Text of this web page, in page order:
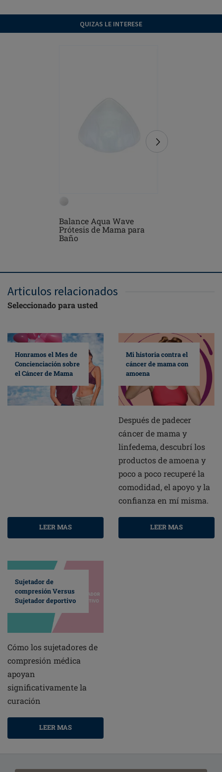
QUIZAS LE INTERESE
Balance Aqua Wave
Prótesis de Mama para
Baño
Articulos relacionados
Seleccionado para usted
Honramos el Mes de
Concienciación sobre
el Cáncer de Mama
LEER MAS
Mi historia contra el
cáncer de mama con
amoena
Después de padecer
cáncer de mama y
linfedema, descubrí los
productos de amoena y
poco a poco recuperé la
comodidad, el apoyo y la
confianza en mí misma.
LEER MAS
Sujetador de
compresión Versus
Sujetador deportivo
Cómo los sujetadores de
compresión médica
apoyan
significativamente la
curación
LEER MAS